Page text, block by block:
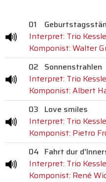
01
Interpret: Trio
Komponist: Walter
02 Sonnenstrahlen
Interpret: Trio
Komponist: Albert
03 Love smiles
Interpret: Trio
Komponist: Pietro
04 Fahrt dur
Interpret: Trio
Komponist: René